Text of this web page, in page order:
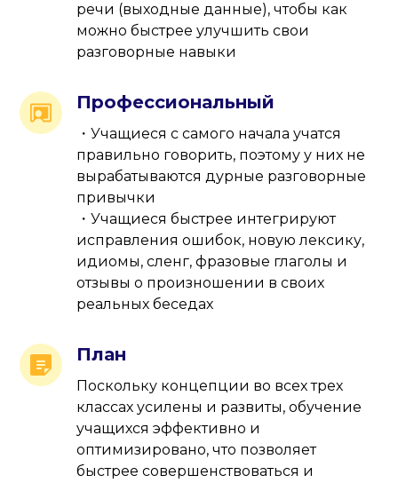
речи (выходные данные), чтобы как
можно быстрее улучшить свои
разговорные навыки
Профессиональный
・Учащиеся с самого начала учатся
правильно говорить, поэтому у них не
вырабатываются дурные разговорные
привычки
・Учащиеся быстрее интегрируют
исправления ошибок, новую лексику,
идиомы, сленг, фразовые глаголы и
отзывы о произношении в своих
реальных беседах
План
Поскольку концепции во всех трех
классах усилены и развиты, обучение
учащихся эффективно и
оптимизировано, что позволяет
быстрее совершенствоваться и